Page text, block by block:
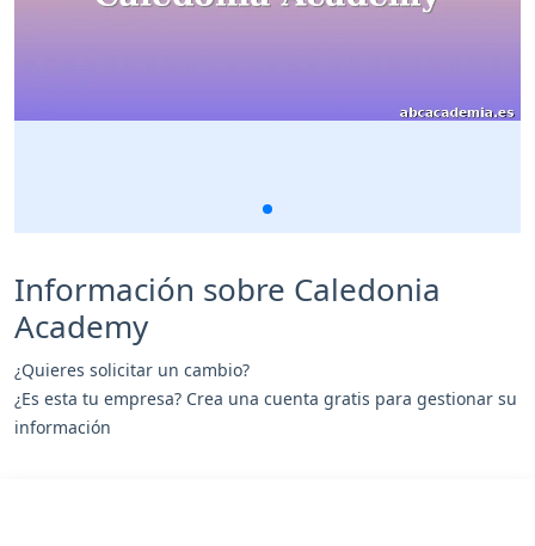
Información sobre Caledonia
Academy
¿Quieres solicitar un cambio?
¿Es esta tu empresa? Crea una cuenta gratis para gestionar su
información